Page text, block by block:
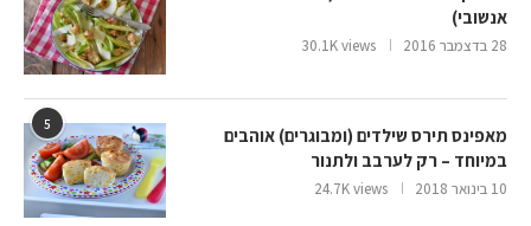
אנשובי)
28 בדצמבר 2016 30.1K views
5
מאפינס תירס שילדים (ומבוגרים) אוהבים
במיוחד – רק לערבב ולתנור
10 בינואר 2018 24.7K views